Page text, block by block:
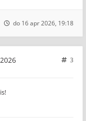
do 16 apr 2026, 19:18
3